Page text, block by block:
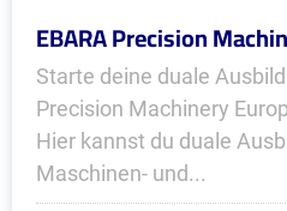
EBARA Precision
Starte deine duale
Precision Machinery
Hier kannst du duale
Maschinen- und...